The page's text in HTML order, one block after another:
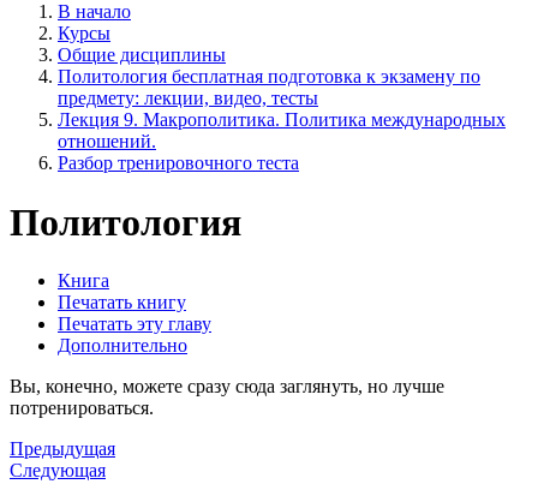
В начало
Курсы
Общие дисциплины
Политология бесплатная подготовка к экзамену по
предмету: лекции, видео, тесты
Лекция 9. Макрополитика. Политика международных
отношений.
Разбор тренировочного теста
Политология
Книга
Печатать книгу
Печатать эту главу
Дополнительно
Вы, конечно, можете сразу сюда заглянуть, но лучше
потренироваться.
Предыдущая
Следующая